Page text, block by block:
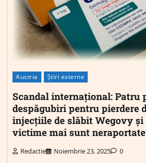
Austria Știri externe
Scandal internațional: Patru
despăgubiri pentru pierdere
injecțiile de slăbit Wegovy și
victime mai sunt
Redactie Noiembrie 23, 2025 0